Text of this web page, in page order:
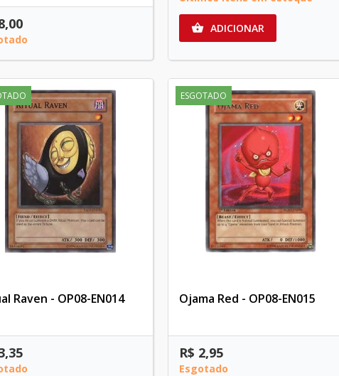
 ADICIONAR
Raven - OP08-EN014
ESGOTADO
Ojama Red - OP08-EN015
R$ 2,95
Esgotado